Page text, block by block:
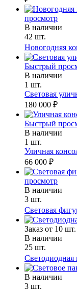
просмотр
В наличии
42 шт.
Новогодняя
Быстрый
В наличии
1 шт.
Световая
180 000 ₽
Быстрый
В наличии
1 шт.
Уличная
66 000 ₽
просмотр
В наличии
3 шт.
Световая
Заказ от 10 шт.
В наличии
25 шт.
Светодиодная
В наличии
3 шт.